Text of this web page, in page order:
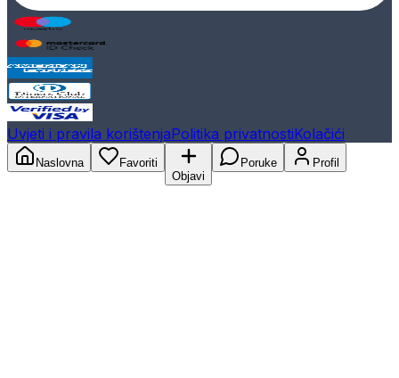
Uvjeti i pravila korištenjaPolitika privatnostiKolačići
Naslovna
Favoriti
Objavi
Poruke Profil